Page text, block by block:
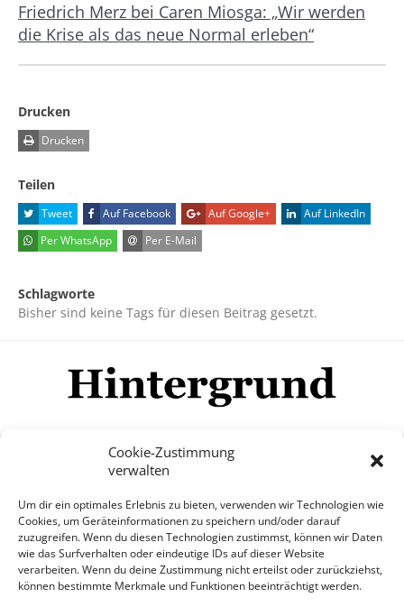
Cookie-Zustimmung
verwalten
Um dir ein optimales Erlebnis zu bieten, verwenden wir Technologien wie
Cookies, um Geräteinformationen zu speichern und/oder darauf
zuzugreifen. Wenn du diesen Technologien zustimmst, können wir Daten
wie das Surfverhalten oder eindeutige IDs auf dieser Website
verarbeiten. Wenn du deine Zustimmung nicht erteilst oder zurückziehst,
können bestimmte Merkmale und Funktionen beeinträchtigt werden.
Friedrich Merz bei Caren Miosga: „Wir werden
die Krise als das neue Normal erleben“
Drucken
Drucken
Teilen
Tweet Auf Facebook Auf Google+
Auf LinkedIn
Per WhatsApp
Per E-Mail
Schlagworte
Bisher sind keine Tags für diesen Beitrag gesetzt.
Mehr
© Copyright Hintergrund.de, 2015 - 2026